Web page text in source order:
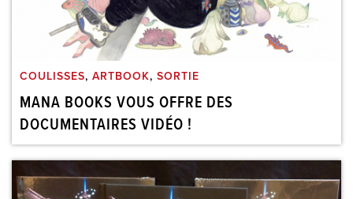
COULISSES, ARTBOOK, SORTIE
MANA BOOKS VOUS OFFRE DES
DOCUMENTAIRES VIDÉO !